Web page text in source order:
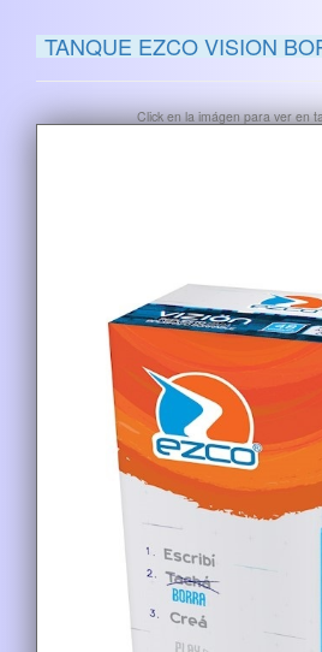
TANQUE EZCO VISION
Click en la imágen para ver en